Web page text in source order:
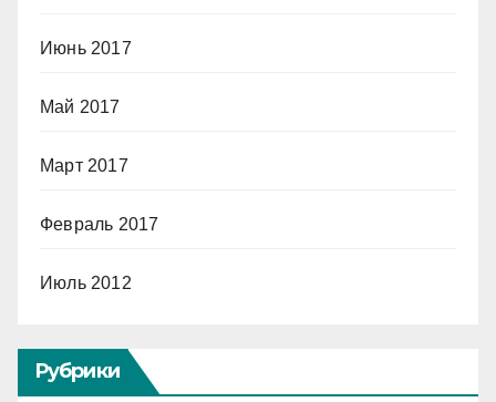
Июнь 2017
Май 2017
Март 2017
Февраль 2017
Июль 2012
Рубрики